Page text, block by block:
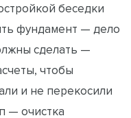
беседки
фундамент — дело
сделать —
чтобы
и не перекосили
— очистка